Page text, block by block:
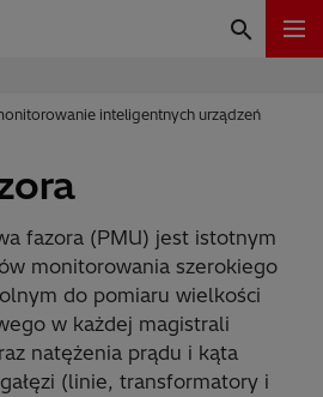
inteligentnych urządzeń
fazora (PMU) jest istotnym
monitorowania szerokiego
do pomiaru wielkości
w każdej magistrali
natężenia prądu i kąta
(linie, transformatory i